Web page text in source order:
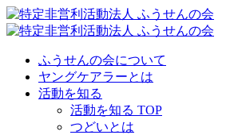
ふうせんの会について
ヤングケアラーとは
活動を知る
活動を知る TOP
つどいとは